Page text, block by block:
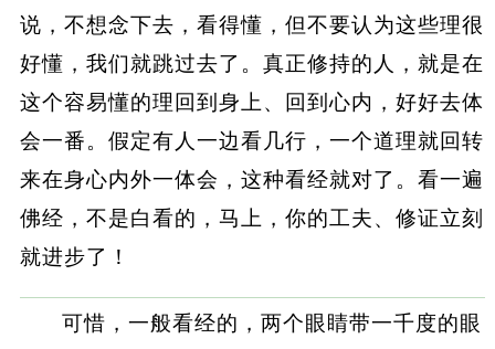
说，不想念下去，看得懂，但不要认为这些理很
好懂，我们就跳过去了。真正修持的人，就是在
这个容易懂的理回到身上、回到心内，好好去体
会一番。假定有人一边看几行，一个道理就回转
来在身心内外一体会，这种看经就对了。看一遍
佛经，不是白看的，马上，你的工夫、修证立刻
就进步了！
可惜，一般看经的，两个眼睛带一千度的眼